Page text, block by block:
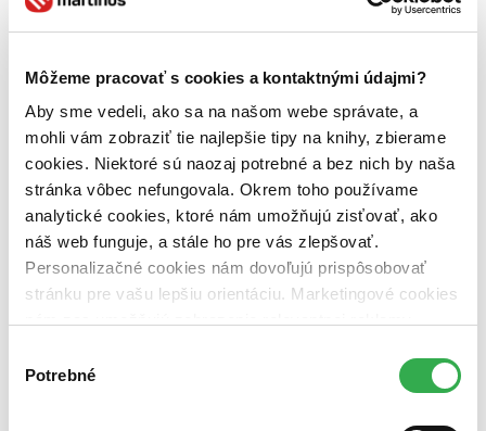
Môžeme pracovať s cookies a kontaktnými údajmi?
Aby sme vedeli, ako sa na našom webe správate, a
mohli vám zobraziť tie najlepšie tipy na knihy, zbierame
cookies. Niektoré sú naozaj potrebné a bez nich by naša
stránka vôbec nefungovala. Okrem toho používame
analytické cookies, ktoré nám umožňujú zisťovať, ako
náš web funguje, a stále ho pre vás zlepšovať.
Personalizačné cookies nám dovoľujú prispôsobovať
stránku pre vašu lepšiu orientáciu. Marketingové cookies
nám pomohlo, keby sme mohli používať všetky tieto
súhlasu
Potrebné
Dostupnosť
predpredaj (0 titulov)predpredaj
dostupná (bez vypredaných) (0 titulov)dostupná (bez
vypredaných)
nová (0 titulov)nová
čítaná (0 titulov)čítaná
čítaná - výborný stav (0 titulov)čítaná - výborný stav
čítaná - mierne opotrebovaná (0 titulov)čítaná - mierne
opotrebovaná
čítané verzie vypredaných kníh (0 titulov)čítané verzie
vypredaných kníh